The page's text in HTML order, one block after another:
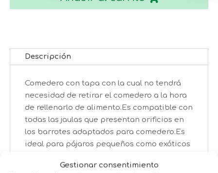
Gestionar consentimiento
Descripción
Comedero con tapa con la cual no tendrá
necesidad de retirar el comedero a la hora
de rellenarlo de alimento.Es compatible con
todas las jaulas que presentan orificios en
los barrotes adaptados para comedero.Es
ideal para pájaros pequeños como exóticos
cualquier jaula ya que queda encajado entre